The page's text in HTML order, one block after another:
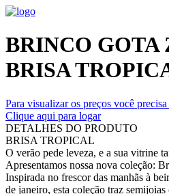
BRINCO GOTA
BRISA
Para visualizar os preços você
Clique aqui para logar
DETALHES DO PRODUTO
BRISA TROPICAL
O verão pede leveza, e a sua vitrine
Apresentamos nossa nova coleção:
Inspirada no frescor das manhãs à
de janeiro, esta coleção traz